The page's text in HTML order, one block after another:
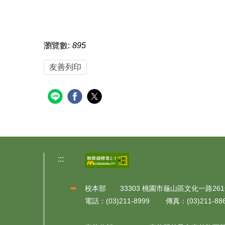
瀏覽數: 895
友善列印
:::
校本部 33303 桃園市龜山區文化一路
電話：(03)211-8999 傳真：(03)211-